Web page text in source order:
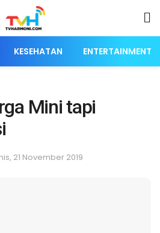
KESEHATAN ENTERTAINMENT
Mini tapi
21 November 2019